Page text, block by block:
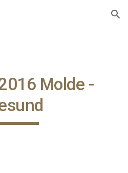
Skip to navigation
Molde -